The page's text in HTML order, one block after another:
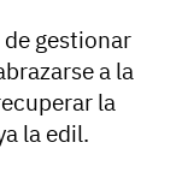
de gestionar
a la
la
la edil.